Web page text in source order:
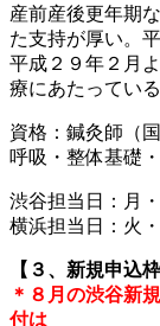
産前産後更年期
た支持が厚い。
平成２９年２月
療にあたっている
資格：鍼灸師（国
呼吸・整体基礎
渋谷担当日：月
横浜担当日：火
【３、新規申込枠
＊８月の渋谷新
付は